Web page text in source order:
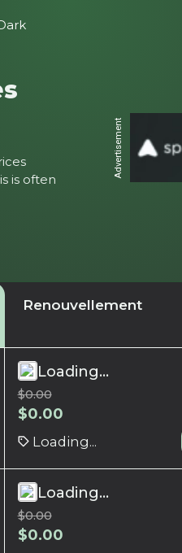
is often
Advertisement
Renouvellement
Loading...
$0.00
$0.00
Loading...
Loading...
$0.00
$0.00